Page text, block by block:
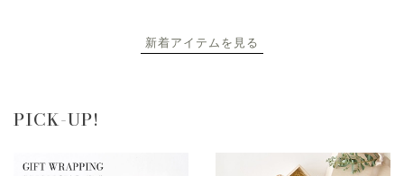
新着アイテムを見る
PICK-UP!